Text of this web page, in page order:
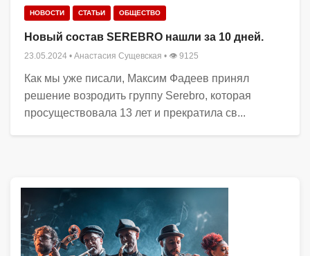
НОВОСТИ СТАТЬИ ОБЩЕСТВО
Новый состав SEREBRO нашли за 10 дней.
23.05.2024 • Анастасия Сущевская • 👁 9125
Как мы уже писали, Максим Фадеев принял
решение возродить группу Serebro, которая
просуществовала 13 лет и прекратила св...